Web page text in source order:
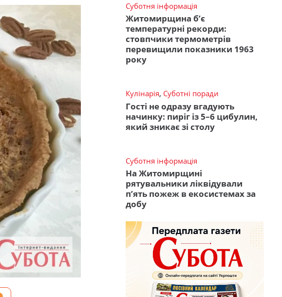
Суботня інформація
Житомирщина б’є
температурні рекорди:
стовпчики термометрів
перевищили показники 1963
року
Кулінарія, Суботні поради
Гості не одразу вгадують
начинку: пиріг із 5–6 цибулин,
який зникає зі столу
Суботня інформація
На Житомирщині
рятувальники ліквідували
п’ять пожеж в екосистемах за
добу